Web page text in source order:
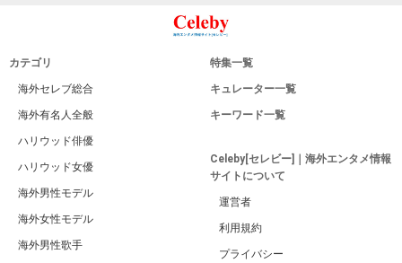
カテゴリ
海外セレブ総合
海外有名人全般
ハリウッド俳優
ハリウッド女優
海外男性モデル
海外女性モデル
海外男性歌手
特集一覧
キュレーター一覧
キーワード一覧
Celeby[セレビー]｜海外エンタメ情報
サイトについて
運営者
利用規約
プライバシー